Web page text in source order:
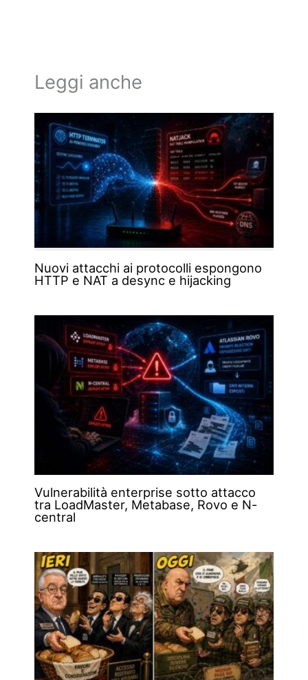
Leggi anche
Nuovi attacchi ai protocolli espongono
HTTP e NAT a desync e hijacking
Vulnerabilità enterprise sotto attacco
tra LoadMaster, Metabase, Rovo e N-
central